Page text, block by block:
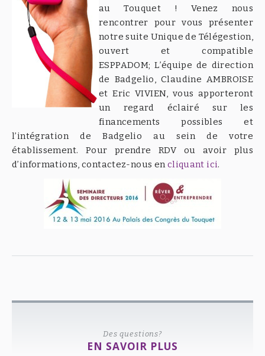
au Touquet ! Venez nous
rencontrer pour vous présenter
notre suite Unique de Télégestion,
ouvert et compatible
ESPPADOM; L’équipe de direction
de Badgelio, Claudine AMBROISE
et Eric VIVIEN, vous apporteront
un regard éclairé sur les
financements possibles et
l’intégration de Badgelio au sein de votre
établissement. Pour prendre RDV ou avoir plus
d’informations, contactez-nous encliquant ici.
Des questions?
EN SAVOIR PLUS